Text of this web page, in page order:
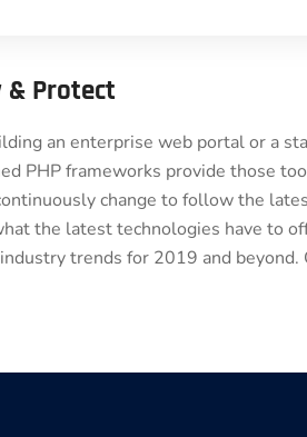
& Protect
an enterprise web portal or a
PHP frameworks provide those
change to follow the
the latest technologies have to
trends for 2019 and